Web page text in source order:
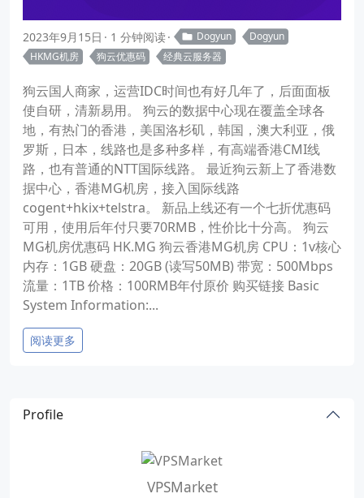
2023年9月15日 1 分钟阅读 Dogyun
Dogyun
HKMG机房
狗云优惠码 经典云服务器
狗云国人商家，运营IDC时间也有好几年了，后面面板
使自研，清新易用。 狗云的数据中心现在覆盖全球各
地，有热门的香港，美国洛杉矶，韩国，澳大利亚，俄
罗斯，日本，线路也是多种多样，有高端香港CMI线
路，也有普通的NTT国际线路。 最近狗云新上了香港数
据中心，香港MG机房，接入国际线路
cogent+hkix+telstra。 新品上线还有一个七折优惠码
可用，使用后年付只要70RMB，性价比十分高。 狗云
MG机房优惠码 HK.MG 狗云香港MG机房 CPU：1v核心
内存：1GB 硬盘：20GB (读写50MB) 带宽：500Mbps
流量：1TB 价格：100RMB年付原价 购买链接 Basic
System Information:...
阅读更多
Profile
VPSMarket